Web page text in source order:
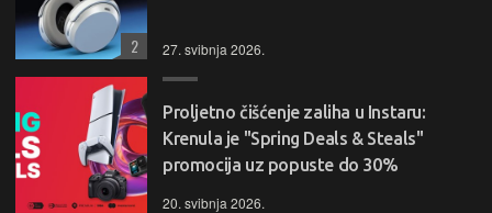
27. svibnja 2026.
2
Proljetno čišćenje zaliha u Instaru:
Krenula je "Spring Deals & Steals"
promocija uz popuste do 30%
20. svibnja 2026.